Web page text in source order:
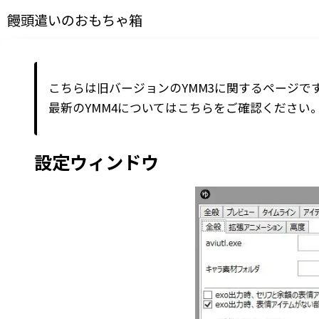
饅頭遣いのおもちゃ箱
こちらは旧バージョンのYMM3に関するページで
最新のYMM4についてはこちらをご確認ください
設定ウィンドウ